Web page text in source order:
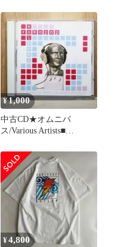
¥1,000
中古CD★オムニバ
ス/Various Artists■
【PIERO122/50204227138
26】U57061
¥4,800